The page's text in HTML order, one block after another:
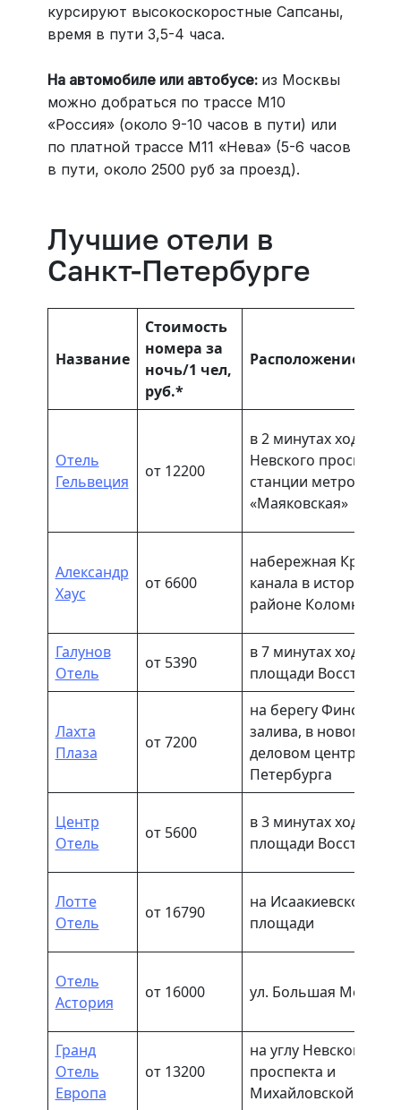
курсируют высокоскоростные Сапсаны,
время в пути 3,5-4 часа.
На автомобиле или автобусе: из Москвы
можно добраться по трассе М10
«Россия» (около 9-10 часов в пути) или
по платной трассе М11 «Нева» (5-6 часов
в пути, около 2500 руб за проезд).
Лучшие отели в
Санкт-Петербурге
Название
Стоимость
номера за
ночь/1 чел,
руб.*
Расположение
Отель
Гельвеция
от 12200
в 2 минутах ходьбы
Невского проспекта
станции метро
«Маяковская»
Александр
Хаус
от 6600
набережная Крюкова
канала в
районе Коломна
Галунов
Отель
от 5390
в 7 минутах ходьбы
площади Восстания
Лахта
Плаза
от 7200
на берегу Финского
залива, в новом
деловом центре
Петербурга
Центр
Отель
от 5600
в 3 минутах ходьбы
площади Восстания
Лотте
Отель
от 16790
на Исаакиевской
площади
Отель
Астория
от 16000 ул. Большая Морская
Гранд
Отель
Европа
от 13200
на углу Невского
проспекта и
Михайловской улицы